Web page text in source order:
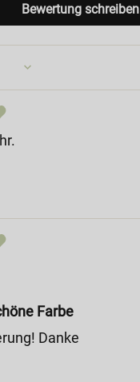
Bewertung schreiben
Farbe
Danke